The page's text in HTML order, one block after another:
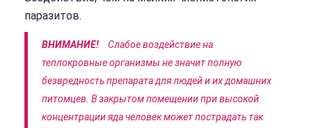
паразитов.
ВНИМАНИЕ!
Слабое воздействие на
теплокровные организмы не значит полную
безвредность препарата для людей и их домашних
питомцев. В закрытом помещении при высокой
концентрации яда человек может пострадать так